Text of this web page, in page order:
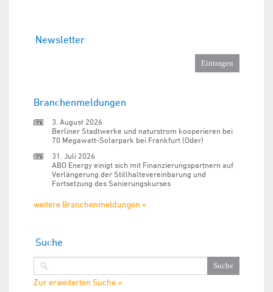
Newsletter
Branchenmeldungen
3. August 2026
Berliner Stadtwerke und naturstrom kooperieren bei
70 Megawatt-Solarpark bei Frankfurt (Oder)
31. Juli 2026
ABO Energy einigt sich mit Finanzierungspartnern auf
Verlängerung der Stillhaltevereinbarung und
Fortsetzung des Sanierungskurses
weitere Branchenmeldungen »
Suche
Zur erweiterten Suche »